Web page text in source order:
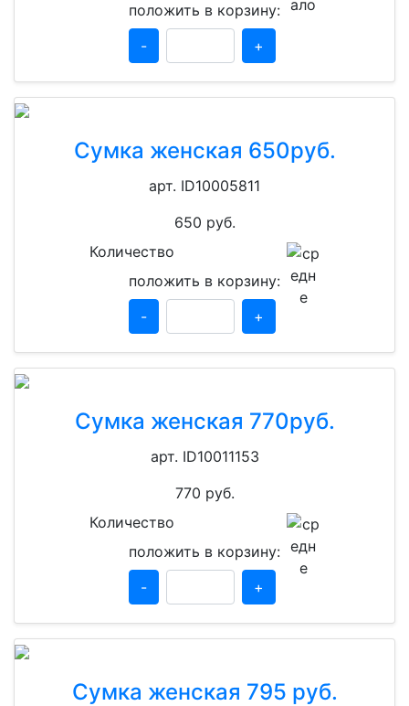
положить в корзину:
-
+
Сумка женская 650руб.
арт. ID10005811
650 руб.
Количество
положить в корзину:
-
+
Сумка женская 770руб.
арт. ID10011153
770 руб.
Количество
положить в корзину:
-
+
Сумка женская 795 руб.